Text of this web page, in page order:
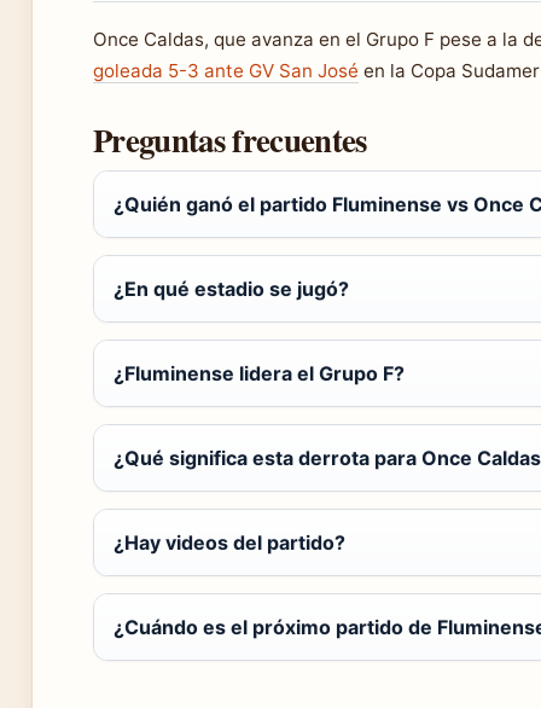
Once Caldas, que avanza en el Grupo F pese a la
goleada 5-3 ante GV San José en la Copa
Preguntas frecuentes
¿Quién ganó el partido Fluminense vs Once
¿En qué estadio se jugó?
¿Fluminense lidera el Grupo F?
¿Qué significa esta derrota para Once
¿Hay videos del partido?
¿Cuándo es el próximo partido de